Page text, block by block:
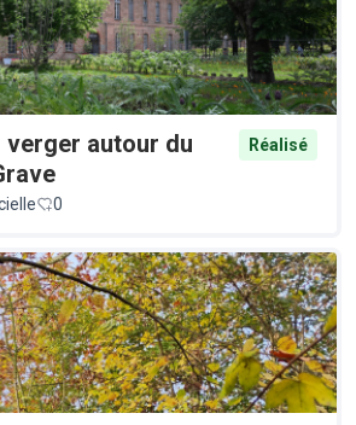
verger autour du
Réalisé
0